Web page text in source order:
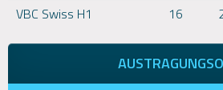
VBC Swiss H1
16